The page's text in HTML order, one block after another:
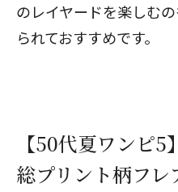
のレイヤードを楽しむ
られておすすめです。
【50代夏ワンピ5
総プリント柄フレ